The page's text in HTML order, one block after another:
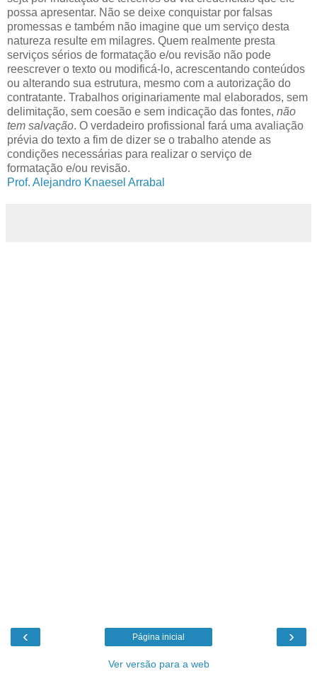
possa apresentar. Não se deixe conquistar por falsas
promessas e também não imagine que um serviço desta
natureza resulte em milagres. Quem realmente presta
serviços sérios de formatação e/ou revisão não pode
reescrever o texto ou modificá-lo, acrescentando conteúdos
ou alterando sua estrutura, mesmo com a autorização do
contratante. Trabalhos originariamente mal elaborados, sem
delimitação, sem coesão e sem indicação das fontes, não
tem salvação. O verdadeiro profissional fará uma avaliação
prévia do texto a fim de dizer se o trabalho atende as
condições necessárias para realizar o serviço de
formatação e/ou revisão.
Prof. Alejandro Knaesel Arrabal
‹ ›
Página inicial
Ver versão para a web